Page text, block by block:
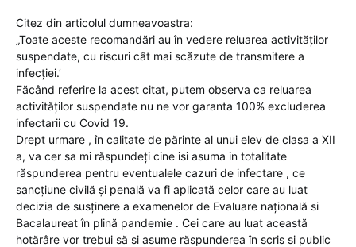
Citez din articolul dumneavoastra:
„Toate aceste recomandări au în vedere reluarea activităților
suspendate, cu riscuri cât mai scăzute de transmitere a
infecției.’
Făcând referire la acest citat, putem observa ca reluarea
activităților suspendate nu ne vor garanta 100% excluderea
infectarii cu Covid 19.
Drept urmare , în calitate de părinte al unui elev de clasa a XII
a, va cer sa mi răspundeți cine isi asuma in totalitate
răspunderea pentru eventualele cazuri de infectare , ce
sancțiune civilă și penală va fi aplicată celor care au luat
decizia de susținere a examenelor de Evaluare națională si
Bacalaureat în plină pandemie . Cei care au luat această
hotărâre vor trebui să si asume răspunderea în scris si public